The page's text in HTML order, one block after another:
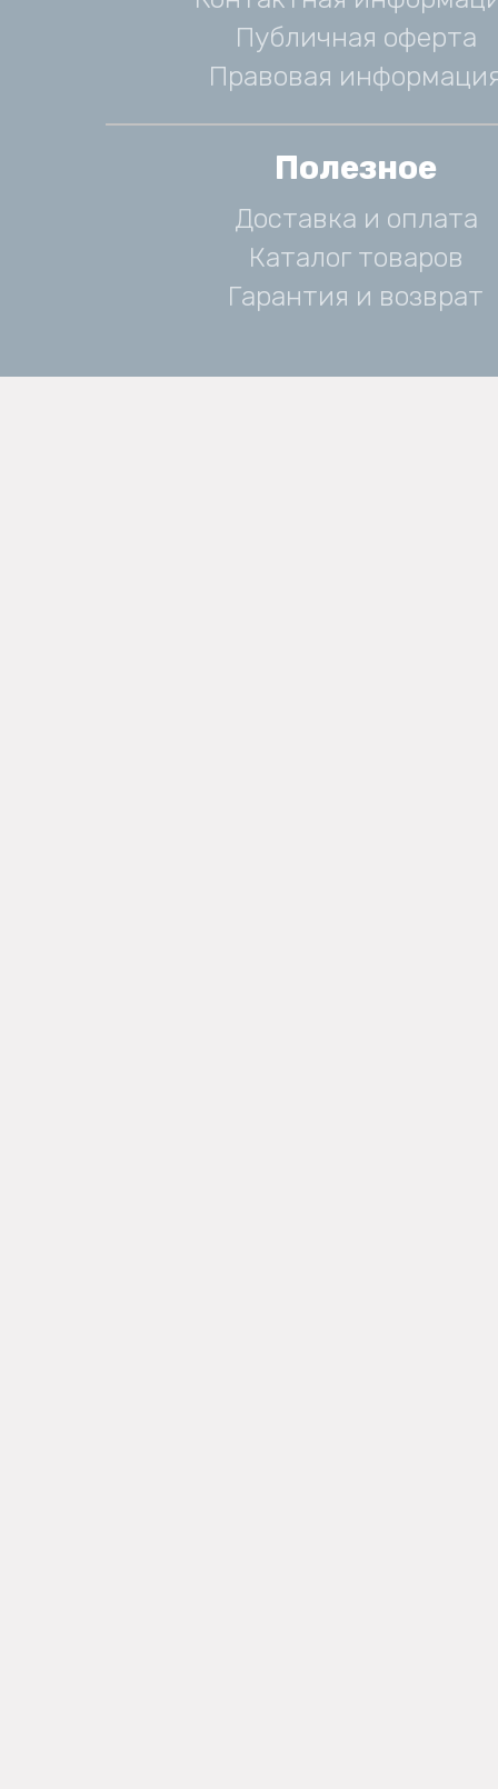
Публичная оферта
Правовая
Полезное
Доставка и оплата
Каталог товаров
Гарантия и возврат